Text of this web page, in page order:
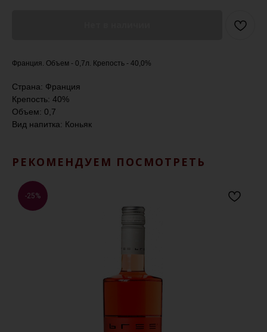
Франция. Объем - 0,7л. Крепость - 40,0%
Страна: Франция
Крепость: 40%
Объем: 0,7
Вид напитка: Коньяк
РЕКОМЕНДУЕМ ПОСМОТРЕТЬ
-25%